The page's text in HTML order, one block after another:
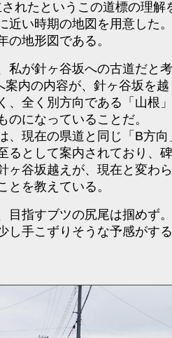
れたというこの道標の理解
近い時期の地図を用意した
の地形図である。
私が針ヶ谷坂への古道だと
案内の内容が、針ヶ谷坂を越
、全く別方向である「山根
のになっていることだ。
、現在の県道と同じ「B方向
るとして案内されており、
ヶ谷坂越えが、現在と変わ
とを教えている。
目指すブツの尻尾は掴めず
し手こずりそうな予感がす